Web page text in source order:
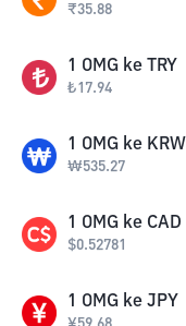
₹35.88
1 OMG ke TRY
₺17.94
1 OMG ke KRW
₩535.27
1 OMG ke CAD
$0.52781
1 OMG ke JPY